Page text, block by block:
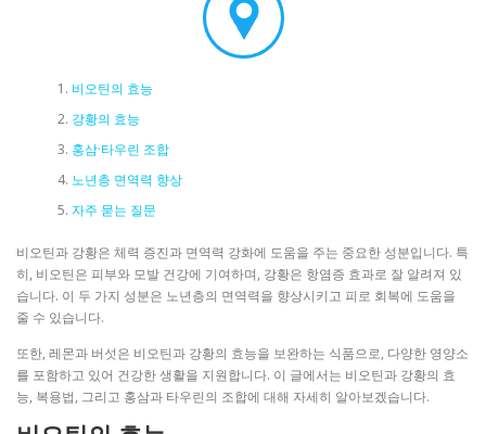
비오틴의 효능
강황의 효능
홍삼·타우린 조합
노년층 면역력 향상
자주 묻는 질문
비오틴과 강황은 체력 증진과 면역력 강화에 도움을 주는 중요한 성분입니다. 특
히, 비오틴은 피부와 모발 건강에 기여하며, 강황은 항염증 효과로 잘 알려져 있
습니다. 이 두 가지 성분은 노년층의 면역력을 향상시키고 피로 회복에 도움을
줄 수 있습니다.
또한, 레몬과 버섯은 비오틴과 강황의 효능을 보완하는 식품으로, 다양한 영양소
를 포함하고 있어 건강한 생활을 지원합니다. 이 글에서는 비오틴과 강황의 효
능, 복용법, 그리고 홍삼과 타우린의 조합에 대해 자세히 알아보겠습니다.